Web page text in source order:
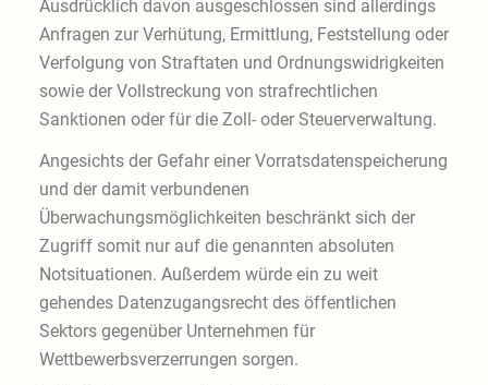
Ausdrücklich davon ausgeschlossen sind allerdings
Anfragen zur Verhütung, Ermittlung, Feststellung oder
Verfolgung von Straftaten und Ordnungswidrigkeiten
sowie der Vollstreckung von strafrechtlichen
Sanktionen oder für die Zoll- oder Steuerverwaltung.
Angesichts der Gefahr einer Vorratsdatenspeicherung
und der damit verbundenen
Überwachungsmöglichkeiten beschränkt sich der
Zugriff somit nur auf die genannten absoluten
Notsituationen. Außerdem würde ein zu weit
gehendes Datenzugangsrecht des öffentlichen
Sektors gegenüber Unternehmen für
Wettbewerbsverzerrungen sorgen.